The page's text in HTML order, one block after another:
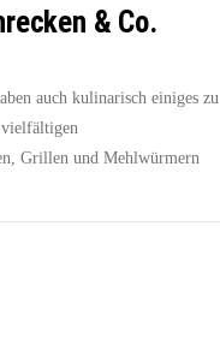
& Co.
auch kulinarisch einiges zu
vielfältigen
Grillen und Mehlwürmern